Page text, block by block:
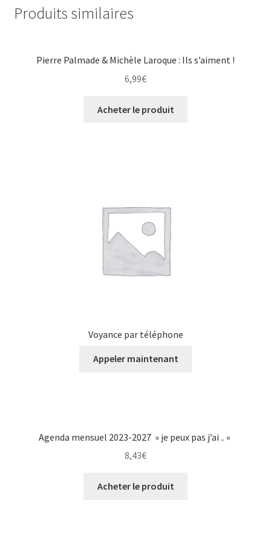
Produits similaires
Pierre Palmade & Michèle Laroque : Ils s’aiment !
6,99€
Acheter le produit
Voyance par téléphone
Appeler maintenant
Agenda mensuel 2023-2027 » je peux pas j’ai .. «
8,43€
Acheter le produit